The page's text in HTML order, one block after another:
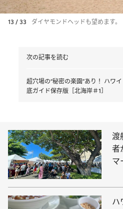
13 / 33 ダイヤモンドヘッドも望めます。
次の記事を読む
超穴場の“秘密の楽園”あり！ ハワ
底ガイド保存版［北海岸＃1］
渡
者
マ
ハ